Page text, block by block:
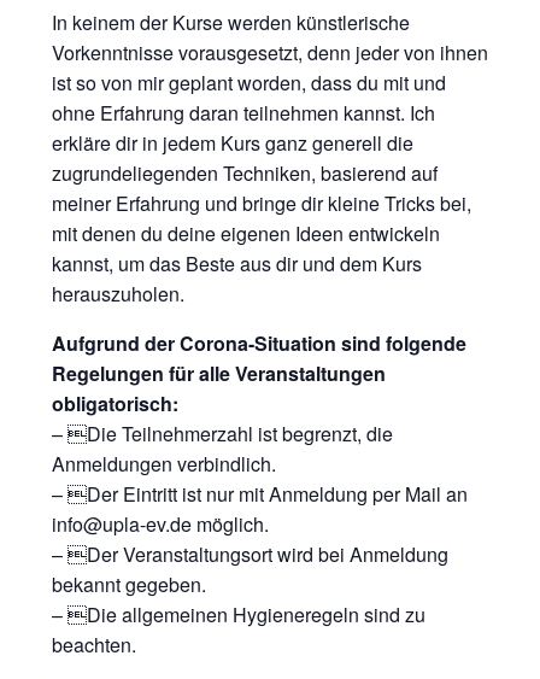
In keinem der Kurse werden künstlerische
Vorkenntnisse vorausgesetzt, denn jeder von ihnen
ist so von mir geplant worden, dass du mit und
ohne Erfahrung daran teilnehmen kannst. Ich
erkläre dir in jedem Kurs ganz generell die
zugrundeliegenden Techniken, basierend auf
meiner Erfahrung und bringe dir kleine Tricks bei,
mit denen du deine eigenen Ideen entwickeln
kannst, um das Beste aus dir und dem Kurs
herauszuholen.
Aufgrund der Corona-Situation sind folgende
Regelungen für alle Veranstaltungen
obligatorisch:
– Die Teilnehmerzahl ist begrenzt, die
Anmeldungen verbindlich.
– Der Eintritt ist nur mit Anmeldung per Mail an
info@upla-ev.de möglich.
– Der Veranstaltungsort wird bei Anmeldung
bekannt gegeben.
– Die allgemeinen Hygieneregeln sind zu
beachten.